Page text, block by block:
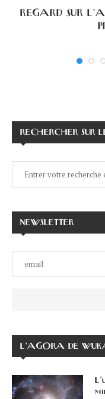
REGARD SUR
RECHERCHER SUR
NEWSLETTER
L’AGORA DE